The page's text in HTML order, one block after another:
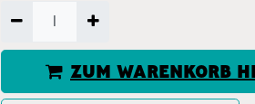
ZUM WARENKORB